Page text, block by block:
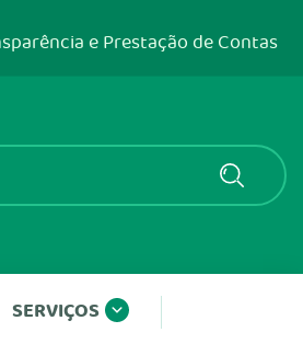
e Prestação de Contas
SERVIÇOS